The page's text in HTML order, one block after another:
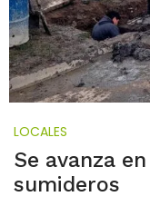
LOCALES
Se avanza
sumideros